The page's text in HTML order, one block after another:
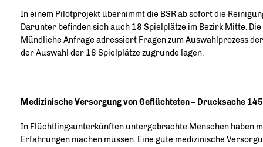
In einem Pilotprojekt übernimmt die BSR ab sofort die
Darunter befinden sich auch 18 Spielplätze im Bezirk Mitte.
Mündliche Anfrage adressiert Fragen zum Auswahlprozess
der Auswahl der 18 Spielplätze zugrunde lagen.
Medizinische Versorgung von Geflüchteten – Drucksache
In Flüchtlingsunterkünften untergebrachte Menschen haben
Erfahrungen machen müssen. Eine gute medizinische